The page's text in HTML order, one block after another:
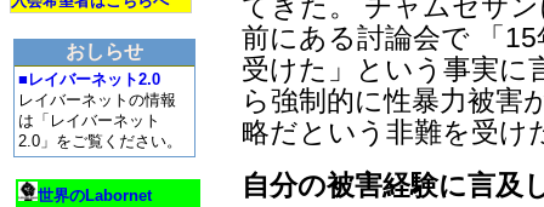
おしらせ
■レイバーネット2.0
レイバーネットの情報
は「レイバーネット
2.0」をご覧ください。
世界のLabornet
前にある討論会で 「
受けた」という事実に
ら強制的に性暴力被害
略だという非難を受け
自分の被害経験に言及